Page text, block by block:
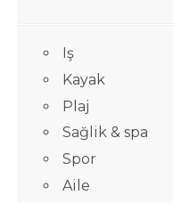
Iş
Kayak
Plaj
Sağlik & spa
Spor
Aile